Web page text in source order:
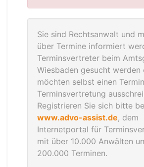
Sie sind Rechtsanwalt und
über Termine informiert
Terminsvertreter beim
Wiesbaden gesucht werden
möchten selbst einen
Terminsvertretung
Registrieren Sie sich bitte
www.advo-assist.de, dem
Internetportal für
mit über 10.000 Anwälten
200.000 Terminen.